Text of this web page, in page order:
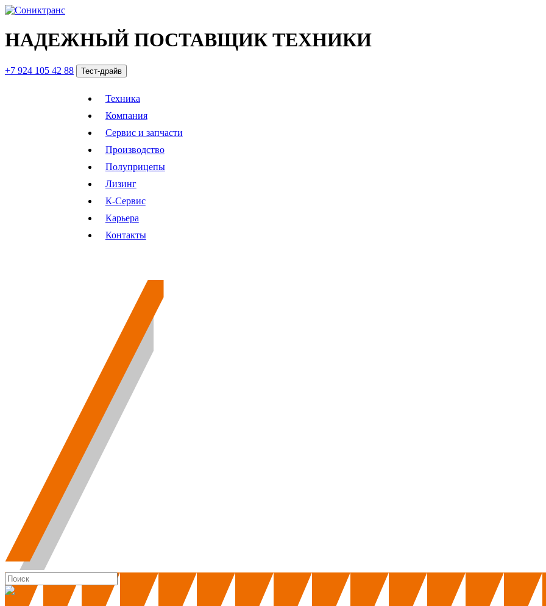
НАДЕЖНЫЙ ПОСТАВЩИК ТЕХНИКИ
+7 924 105 42 88 Тест-драйв
Техника
Компания
Сервис и запчасти
Производство
Полуприцепы
Лизинг
К-Сервис
Карьера
Контакты